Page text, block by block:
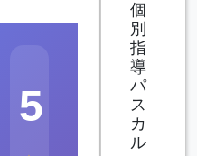
5
個
別
指
導
パ
ス
カ
ル